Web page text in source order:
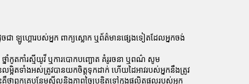
ច​ជា ឡូហ្គោ​របស់​អ្នក ពាក្យ​ស្លោក ឬ​ព័ត៌មាន​ផ្សេង​ទៀត​ដែល​អ្នក​ចង់​
នាំកូតកាំរស្មីយូវី ឬការបោកបញ្ឆោត គំរូរចនា ឬពណ៌ សូម
ម្អិតទាំងអស់ត្រូវបានយកចិត្តទុកដាក់ ហើយដៃអាវរបស់អ្នកនឹងត្រូវ
ះគឺថាពួកគេបន្ថែមស្ទីលនិងភាពច្នៃប្រឌិតទៅក្នុងផលិតផលរបស់អ្នក